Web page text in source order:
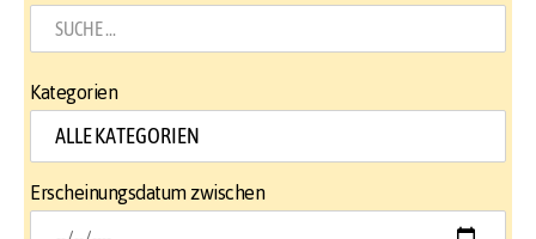
Kategorien
Erscheinungsdatum zwischen